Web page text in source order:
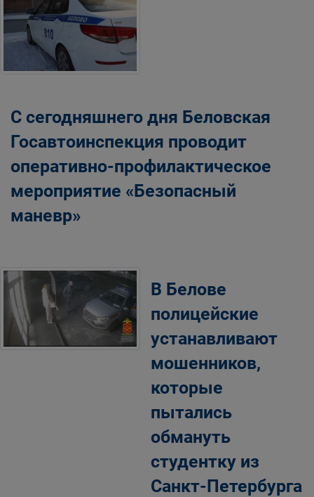
С сегодняшнего дня Беловская
Госавтоинспекция проводит
оперативно-профилактическое
мероприятие «Безопасный
маневр»
В Белове
полицейские
устанавливают
мошенников,
которые
пытались
обмануть
студентку из
Санкт-Петербурга